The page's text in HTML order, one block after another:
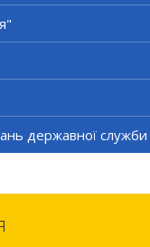
державної служби